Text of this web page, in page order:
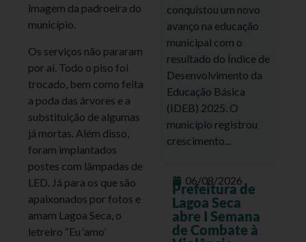
imagem da padroeira do
município.
Os serviços não pararam
por aí. Todo o piso foi
trocado, bem como feita
a poda das árvores e a
substituição de algumas
já mortas. Além disso,
foram implantados
postes com lâmpadas de
LED. Já para os que são
apaixonados por fotos e
amam Lagoa Seca, o
letreiro “Eu ‘amo’
conquistou um novo
avanço na educação
municipal com o
resultado do Índice de
Desenvolvimento da
Educação Básica
(IDEB) 2025. O
município registrou
crescimento...
06/08/2026
Prefeitura de
Lagoa Seca
abre I Semana
de Combate à